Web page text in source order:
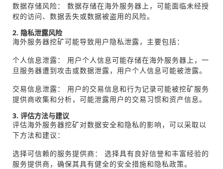
数据存储风险： 数据存储在海外服务器上，可能面临未经授
权的访问、数据丢失或数据被盗用的风险。
2. 隐私泄露风险
海外服务器挖矿可能导致用户隐私泄露，主要包括：
个人信息泄露： 用户个人信息可能存储在海外服务器上，一
旦服务器遭到攻击或数据泄露，用户个人信息可能被泄露。
交易信息泄露： 用户的交易信息和行为记录可能被挖矿服务
提供商收集和分析，可能泄露用户的交易习惯和资产信息。
3. 评估方法与建议
评估海外服务器挖矿对数据安全和隐私的影响，可以采取以
下方法和建议：
选择可信赖的服务提供商： 选择具有良好信誉和丰富经验的
服务提供商，确保其具有健全的安全措施和隐私政策。